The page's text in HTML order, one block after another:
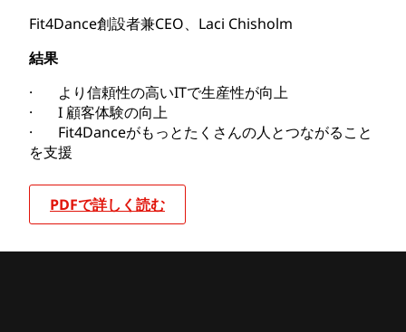
Fit4Dance創設者兼CEO、Laci Chisholm
結果
· より信頼性の高いITで生産性が向上
· I 顧客体験の向上
· Fit4Danceがもっとたくさんの人とつながること
を支援
PDFで詳しく読む